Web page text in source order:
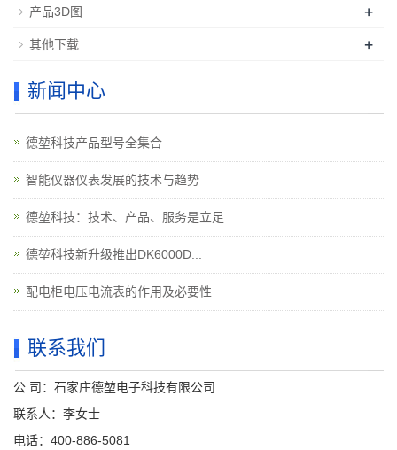
产品3D图 +
其他下载 +
新闻中心
德堃科技产品型号全集合
智能仪器仪表发展的技术与趋势
德堃科技：技术、产品、服务是立足...
德堃科技新升级推出DK6000D...
配电柜电压电流表的作用及必要性
联系我们
公 司：石家庄德堃电子科技有限公司
联系人：李女士
电话：400-886-5081